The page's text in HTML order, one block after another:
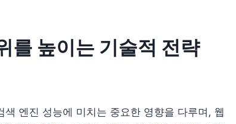
를 높이는 기술적 전략
엔진 성능에 미치는 중요한 영향을 다루며, 웹